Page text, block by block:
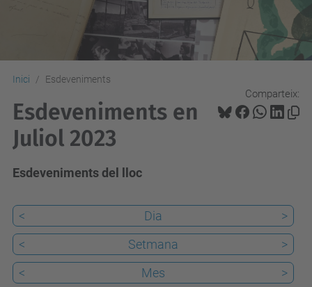
Inici Esdeveniments
Comparteix:
Esdeveniments en
Juliol 2023
Esdeveniments del lloc
< Dia
>
<
Setmana
>
<
Mes >